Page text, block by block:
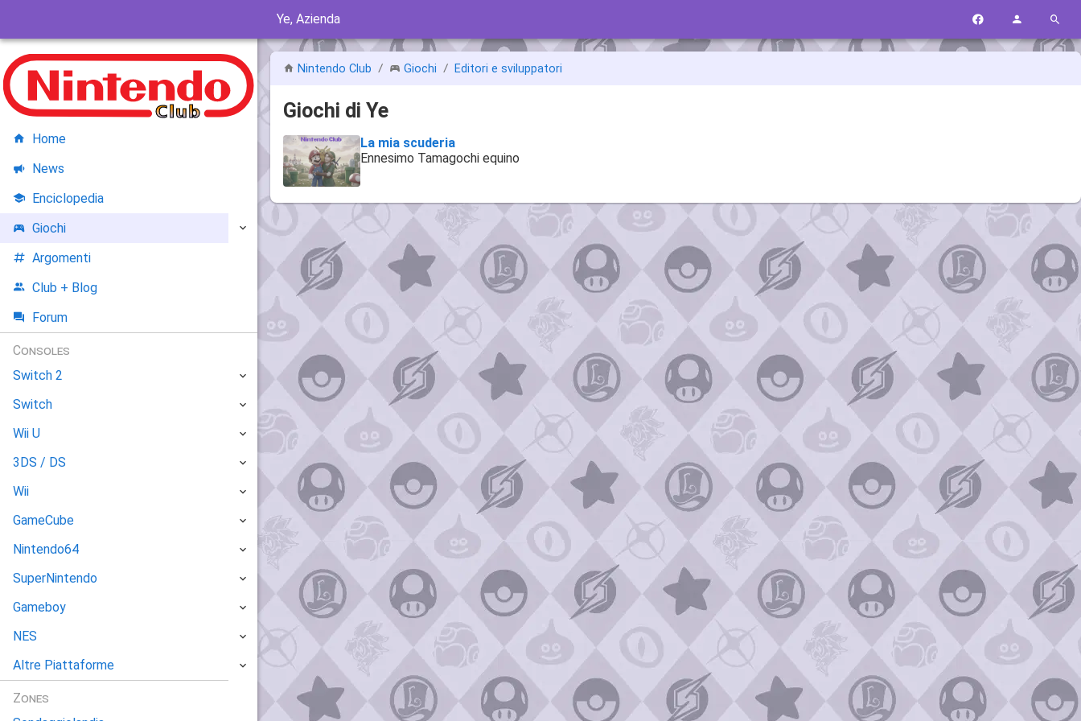
Ye, Azienda
Nintendo Club Giochi Editori e sviluppatori
Giochi di Ye
La mia scuderia
Ennesimo Tamagochi equino
Home
News
Enciclopedia
Giochi
Argomenti
Club + Blog
Forum
Consoles
Switch 2
Switch
Wii U
3DS / DS
Wii
GameCube
Nintendo64
SuperNintendo
Gameboy
NES
Altre Piattaforme
Zones